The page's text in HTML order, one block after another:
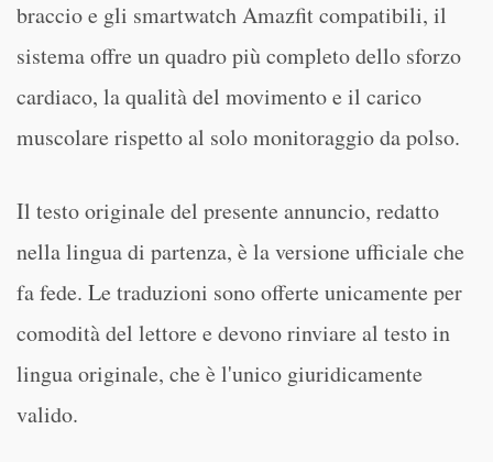
braccio e gli smartwatch Amazfit compatibili, il
sistema offre un quadro più completo dello sforzo
cardiaco, la qualità del movimento e il carico
muscolare rispetto al solo monitoraggio da polso.
Il testo originale del presente annuncio, redatto
nella lingua di partenza, è la versione ufficiale che
fa fede. Le traduzioni sono offerte unicamente per
comodità del lettore e devono rinviare al testo in
lingua originale, che è l'unico giuridicamente
valido.